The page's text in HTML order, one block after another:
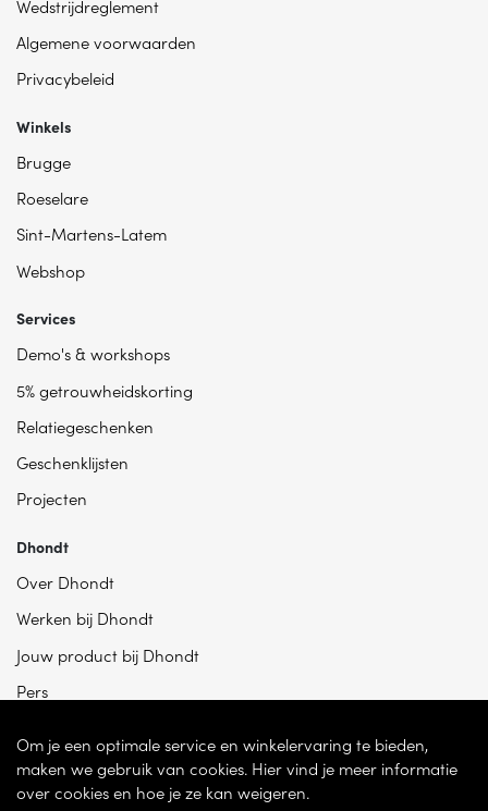
Wedstrijdreglement
Algemene voorwaarden
Privacybeleid
Winkels
Brugge
Roeselare
Sint-Martens-Latem
Webshop
Services
Demo's & workshops
5% getrouwheidskorting
Relatiegeschenken
Geschenklijsten
Projecten
Dhondt
Over Dhondt
Werken bij Dhondt
Jouw product bij Dhondt
Pers
Om je een optimale service en winkelervaring te bieden,
maken we gebruik van cookies. Hier vind je meer informatie
over cookies en hoe je ze kan weigeren.